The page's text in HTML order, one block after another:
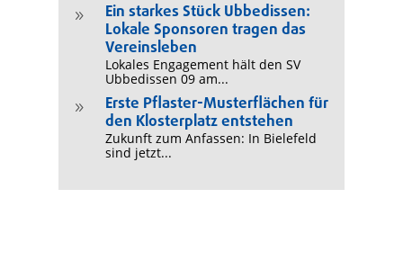
9
Ein starkes Stück Ubbedissen:
Lokale Sponsoren tragen das
Vereinsleben
Lokales Engagement hält den SV
Ubbedissen 09 am...
9
Erste Pflaster-Musterflächen für
den Klosterplatz entstehen
Zukunft zum Anfassen: In Bielefeld
sind jetzt...